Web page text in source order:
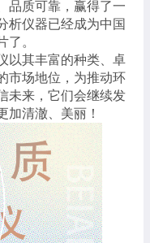
品质可靠，赢得了一
析仪器已经成为中国
了。
以其丰富的种类、卓
市场地位，为推动环
未来，它们会继续发
加清澈、美丽！